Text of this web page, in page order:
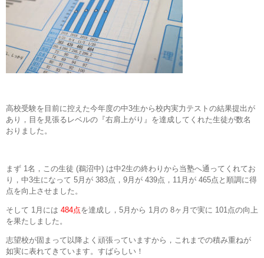
高校受験を目前に控えた今年度の中3生から校内実力テストの結果提出が
あり，目を見張るレベルの『右肩上がり』を達成してくれた生徒が数名
おりました。
まず 1名，この生徒 (鵜沼中) は中2生の終わりから当塾へ通ってくれてお
り，中3生になって 5月が 383点，9月が 439点，11月が 465点と順調に得
点を向上させました。
そして 1月には 484点を達成し，5月から 1月の 8ヶ月で実に 101点の向上
を果たしました。
志望校が固まって以降よく頑張っていますから，これまでの積み重ねが
如実に表れてきています。すばらしい！